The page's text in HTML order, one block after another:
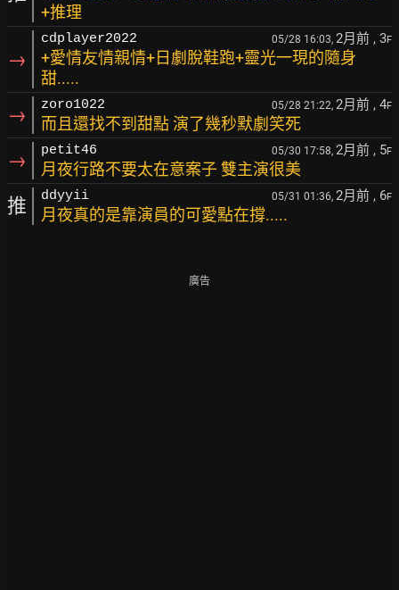
+推理
→
cdplayer2022 05/28 16:03, 2月前 , 3F
+愛情友情親情+日劇脫鞋跑+靈光一現的隨身
甜.....
→ zoro1022 05/28 21:22, 2月前 , 4F
而且還找不到甜點 演了幾秒默劇笑死
→ petit46 05/30 17:58, 2月前 , 5F
月夜行路不要太在意案子 雙主演很美
推 ddyyii 05/31 01:36, 2月前 , 6F
月夜真的是靠演員的可愛點在撐.....
廣告